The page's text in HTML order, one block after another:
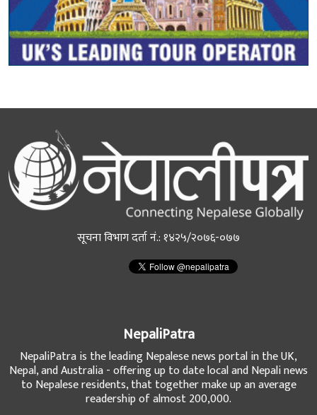
सूचना विभाग दर्ता नं.: १४२५/२०७६-०७७
NepaliPatra
NepaliPatra is the leading Nepalese news portal in the UK,
Nepal, and Australia - offering up to date local and Nepali news
to Nepalese residents, that together make up an average
readership of almost 200,000.